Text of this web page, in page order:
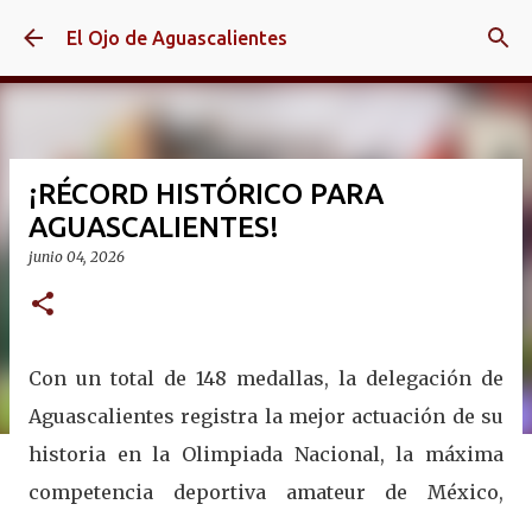
Ir al contenido principal
El Ojo de Aguascalientes
¡RÉCORD HISTÓRICO PARA
AGUASCALIENTES!
junio 04, 2026
Con un total de 148 medallas, la delegación de
Aguascalientes registra la mejor actuación de su
historia en la Olimpiada Nacional, la máxima
competencia deportiva amateur de México,